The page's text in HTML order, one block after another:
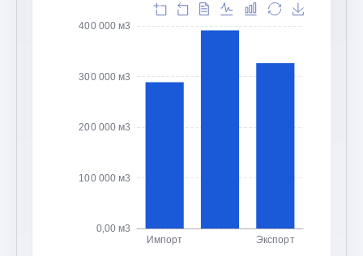
0,00 м3
100 000 м3
200 000 м3
300 000 м3
400 000 м3
Импорт Экспорт